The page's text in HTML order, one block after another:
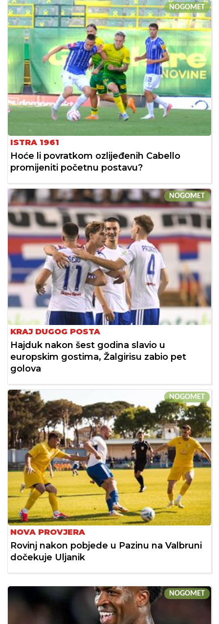
NOGOMET
ISTRA 1961
Hoće li povratkom ozlijeđenih Cabello
promijeniti početnu postavu?
NOGOMET
KRAJ DUGOG POSTA
Hajduk nakon šest godina slavio u
europskim gostima, Žalgirisu zabio pet
golova
NOGOMET
NOVA PROVJERA
Rovinj nakon pobjede u Pazinu na Valbruni
dočekuje Uljanik
NOGOMET